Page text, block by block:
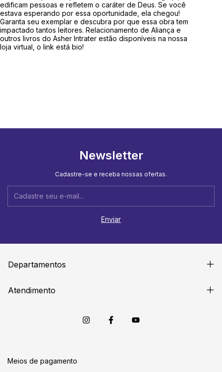
Newsletter
Cadastre-se e receba nossas ofertas.
Departamentos
Atendimento
Meios de pagamento